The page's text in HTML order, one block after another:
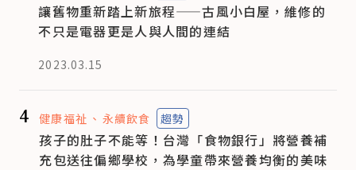
讓舊物重新踏上新旅程——古風小白屋，維修的
不只是電器更是人與人間的連結
2023.03.15
4 健康福祉 永續飲食 趨勢
孩子的肚子不能等！台灣「食物銀行」將營養補
充包送往偏鄉學校，為學童帶來營養均衡的美味